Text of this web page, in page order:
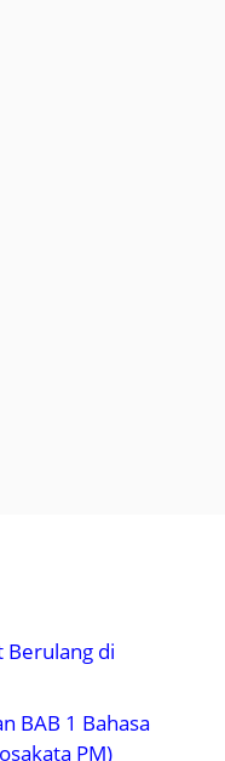
di
BAB 1 Bahasa
PM)